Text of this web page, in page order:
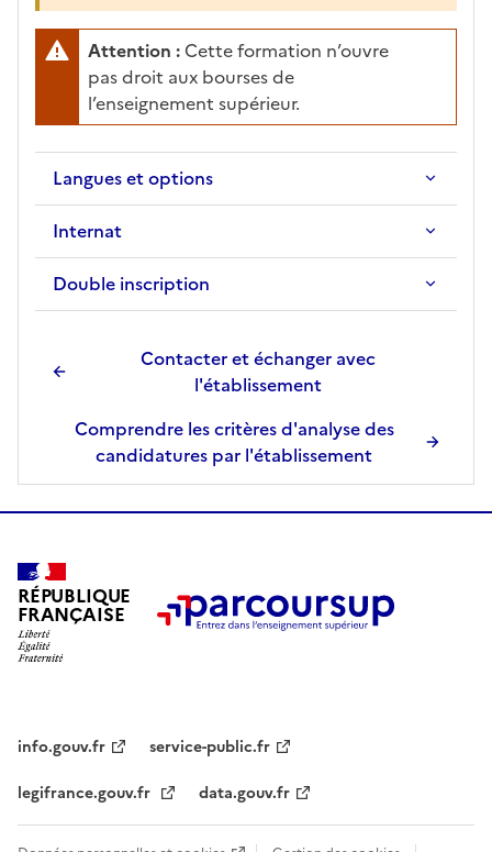
Attention : Cette formation n’ouvre
pas droit aux bourses de
l’enseignement supérieur.
Langues et options
Internat
Double inscription
Contacter et échanger avec
l'établissement
Comprendre les critères d'analyse des
candidatures par l'établissement
RÉPUBLIQUE
FRANÇAISE
info.gouv.fr
service-public.fr
legifrance.gouv.fr
data.gouv.fr